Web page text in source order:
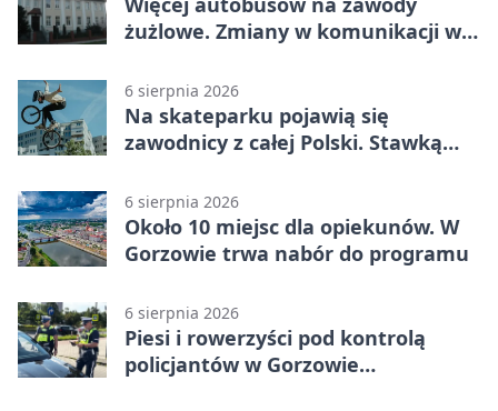
żużlowe. Zmiany w komunikacji w
6 sierpnia 2026
Na skateparku pojawią się
zawodnicy z całej Polski. Stawką
6 sierpnia 2026
Około 10 miejsc dla opiekunów. W
Gorzowie trwa nabór do programu
6 sierpnia 2026
Piesi i rowerzyści pod kontrolą
policjantów w Gorzowie